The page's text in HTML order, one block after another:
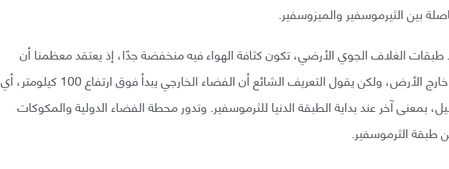
بين الثيرموسفير والميزوسفير.
طبقات الغلاف الجوي الأرضي، تكون كثافة الهواء فيه منخفضة جدًا، إذ يعتقد معظمنا أن
الثرموسفير ينتمي للفضاء خارج الأرض، ولكن يقول التعريف الشائع أن الفضاء الخارجي يبدأ فوق ارتفاع 100 كيلومتر، أي
بمعنى آخر عند بداية الطبقة الدنيا للثرموسفير. وتدور محطة الفضاء الدولية والمكوكات
الثرموسفير.